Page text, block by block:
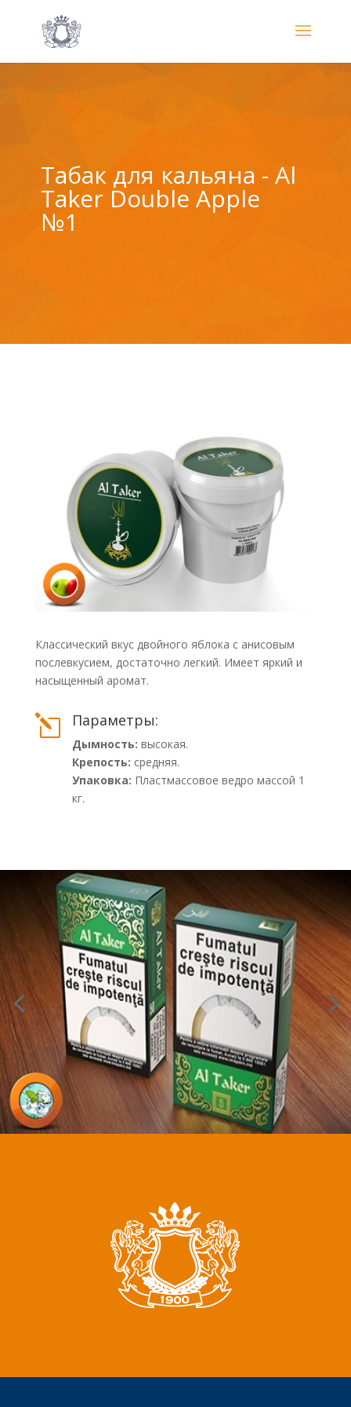
Табак для кальяна - Al
Taker Double Apple
№1
Классический вкус двойного яблока с анисовым
послевкусием, достаточно легкий. Имеет яркий и
насыщенный аромат.
l Параметры:
Дымность: высокая.
Крепость: средняя.
Упаковка: Пластмассовое ведро массой 1
кг.